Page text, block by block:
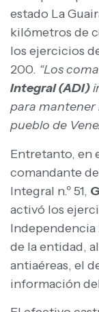
estado La
kilómetros de
los ejercicios
200. “Los
Integral (ADI)
para mantener
pueblo de
Entretanto, en
comandante
Integral n.º 51,
activó los
de la entidad,
antiaéreas, el
información